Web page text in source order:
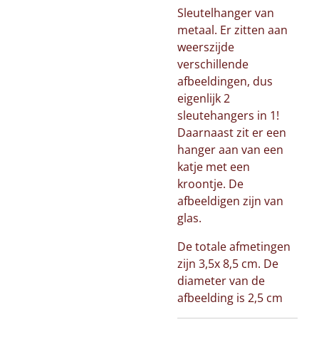
Sleutelhanger van
metaal. Er zitten aan
weerszijde
verschillende
afbeeldingen, dus
eigenlijk 2
sleutehangers in 1!
Daarnaast zit er een
hanger aan van een
katje met een
kroontje. De
afbeeldigen zijn van
glas.
De totale afmetingen
zijn 3,5x 8,5 cm. De
diameter van de
afbeelding is 2,5 cm